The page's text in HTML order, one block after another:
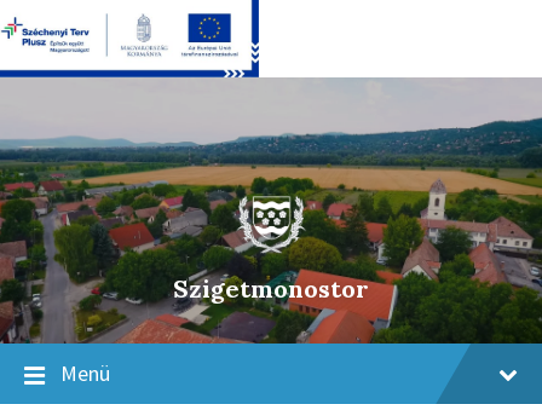
content
main
navigation
footer
Szigetmonostor
Menü